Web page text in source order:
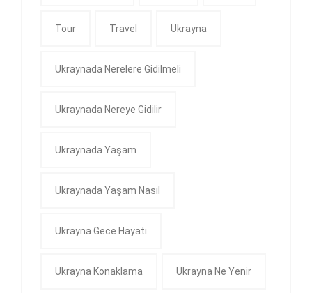
Tour Travel Ukrayna
Ukraynada Nerelere Gidilmeli
Ukraynada Nereye Gidilir
Ukraynada Yaşam
Ukraynada Yaşam Nasıl
Ukrayna Gece Hayatı
Ukrayna Konaklama Ukrayna Ne Yenir